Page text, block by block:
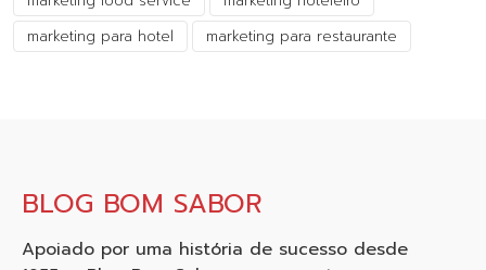
marketing para hotel
marketing para restaurante
BLOG BOM SABOR
Apoiado por uma história de sucesso desde